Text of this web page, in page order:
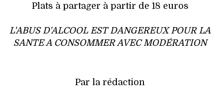
Plats à partager à partir de 18 euros
L'ABUS D'ALCOOL EST DANGEREUX POUR LA
SANTE A CONSOMMER AVEC MODÉRATION
Par la rédaction